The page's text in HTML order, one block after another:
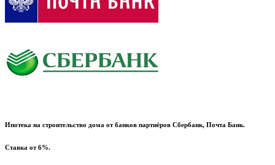
Ипотека на строительство дома от банков партнёров Сбербанк, Почта Банк.
Ставка от 6%.